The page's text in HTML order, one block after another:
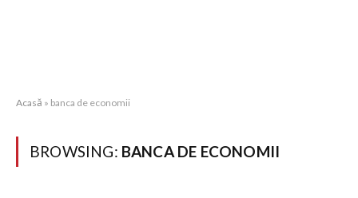
Acasă » banca de economii
BROWSING: BANCA DE ECONOMII